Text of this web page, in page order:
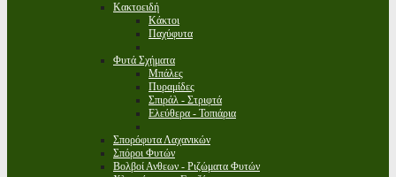
Κακτοειδή
Κάκτοι
Παχύφυτα
Φυτά Σχήματα
Μπάλες
Πυραμίδες
Σπιράλ - Στριφτά
Ελεύθερα - Τοπιάρια
Σπορόφυτα Λαχανικών
Σπόροι Φυτών
Βολβοί Ανθεων - Ριζώματα Φυτών